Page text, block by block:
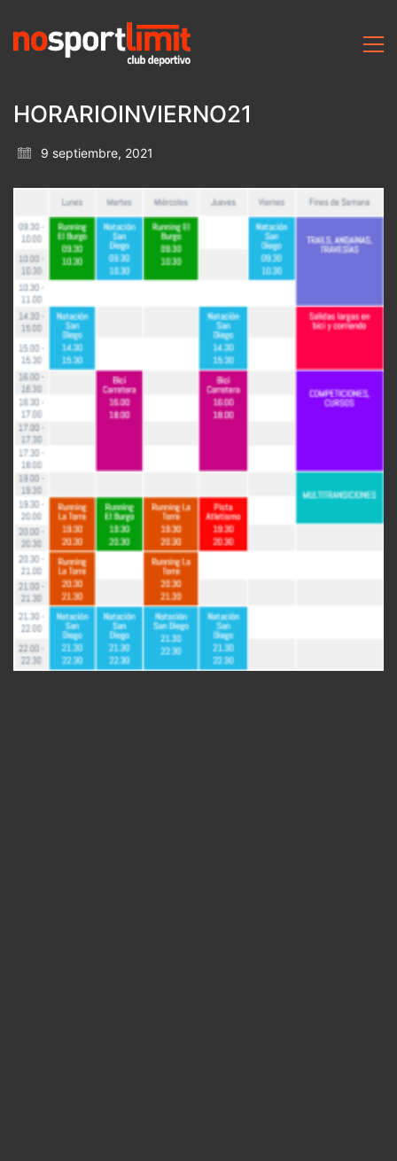
HORARIOINVIERNO21
9 septiembre, 2021